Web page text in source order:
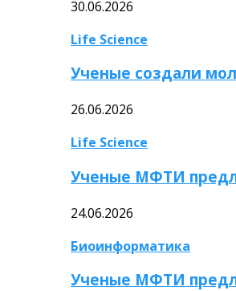
30.06.2026
Life Science
Ученые создали
26.06.2026
Life Science
Ученые МФТИ
24.06.2026
Биоинформатика
Ученые МФТИ